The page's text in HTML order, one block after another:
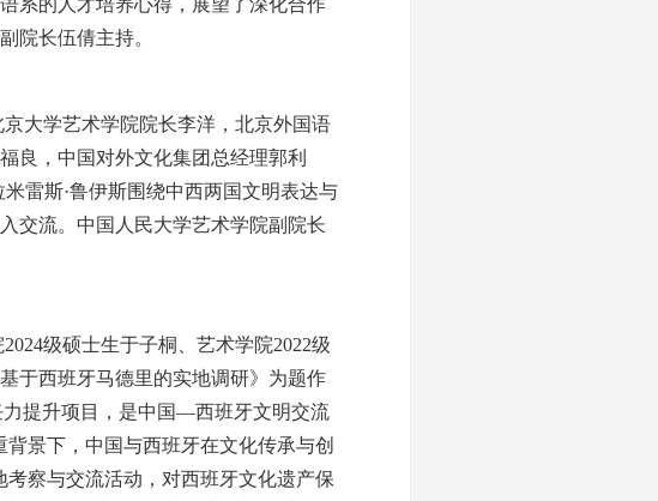
系的人才培养心得，展望了深化合作
院长伍倩主持。
大学艺术学院院长李洋，北京外国语
良，中国对外文化集团总经理郭利
雷斯·鲁伊斯围绕中西两国文明表达与
交流。中国人民大学艺术学院副院长
级硕士生于子桐、艺术学院2022级
于西班牙马德里的实地调研》为题作
力提升项目，是中国—西班牙文明交流
景下，中国与西班牙在文化传承与创
察与交流活动，对西班牙文化遗产保